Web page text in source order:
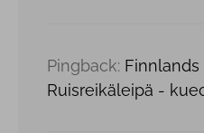
Pingback:
Ruisreikäleipä -